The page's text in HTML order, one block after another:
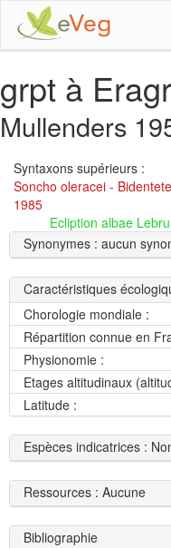
grpt à
Mullenders
Syntaxons supérieurs :
Soncho oleracei -
1985
Ecliption albae
Synonymes : aucun
Caractéristiques
Chorologie mondiale :
Répartition connue en
Physionomie :
Etages altitudinaux
Latitude :
Espèces indicatrices :
Ressources : Aucune
Bibliographie